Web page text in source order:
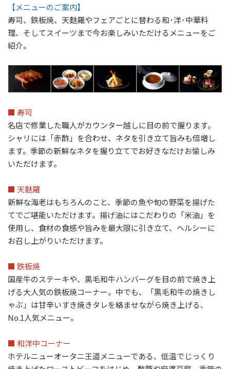
【メニューのご案内】
寿司、鉄板焼、天麩羅やフェアごとに替わる和･洋･中華料
理、そしてスイーツまで今お楽しみいただけるメニューをご
紹介。
■ 寿司
名店で修業した職人がカウンター越しに目の前で握ります。
シャリには「赤酢」を合わせ、ネタを引き立て旨みも倍増し
ます。季節の新鮮なネタを握り立てでお好きなだけお愉しみ
いただけます。
■ 天麩羅
新鮮な海老はもちろんのこと、季節の魚や旬の野菜を揚げた
てでご堪能いただけます。揚げ油にはこだわりの「米油」を
使用し、食材の食感や旨みを最大限に引き立て、ヘルシーに
お召し上がりいただけます。
■ 鉄板焼
国産牛のステーキや、黒毛和牛ハンバーグを目の前で焼き上
げる大人気の鉄板焼コーナー。中でも、「黒毛和牛の焼きし
ゃぶ」は甘辛いすき焼きタレを絡ませながら焼き上げる、
No.1人気メニュー。
■ 和洋中コーナー
ホテルニューオータニ王道メニューである、低温でじっくり